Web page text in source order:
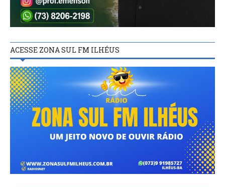
ACESSE ZONA SUL FM ILHÉUS